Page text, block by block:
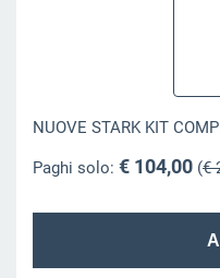
NUOVE STARK KIT
Paghi solo: € 104,00(€